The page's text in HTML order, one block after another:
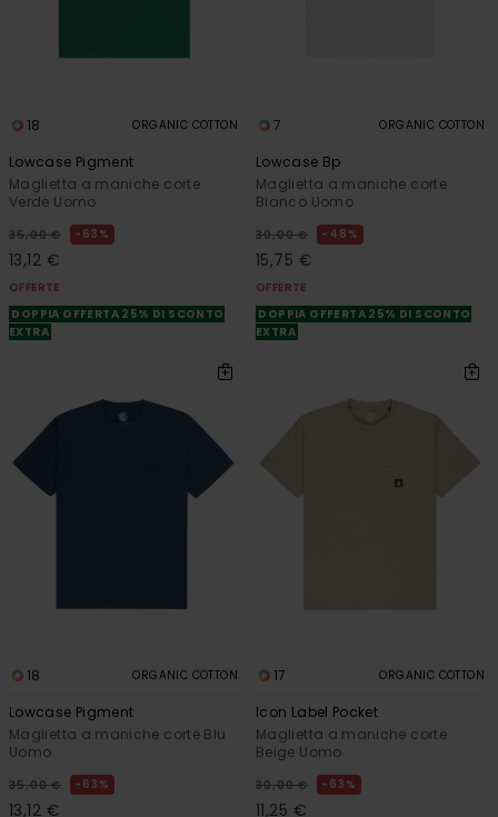
18 ORGANIC COTTON
Lowcase Pigment
Maglietta a maniche corte
Verde Uomo
35,00 € 63%
13,12 €
OFFERTE
DOPPIA OFFERTA 25% DI SCONTO
EXTRA
7 ORGANIC COTTON
Lowcase Bp
Maglietta a maniche corte
Bianco Uomo
30,00 € 48%
15,75 €
OFFERTE
DOPPIA OFFERTA 25% DI SCONTO
EXTRA
18 ORGANIC COTTON
Lowcase Pigment
Maglietta a maniche corte Blu
Uomo
35,00 € 63%
13,12 €
17 ORGANIC COTTON
Icon Label Pocket
Maglietta a maniche corte
Beige Uomo
30,00 € 63%
11,25 €